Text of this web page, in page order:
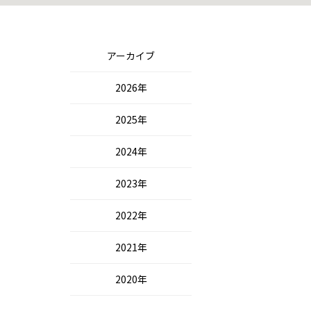
アーカイブ
2026年
2025年
2024年
2023年
2022年
2021年
2020年